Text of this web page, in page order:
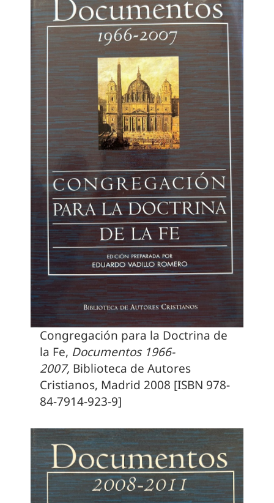
Congregación para la Doctrina de
la Fe, Documentos 1966-
2007, Biblioteca de Autores
Cristianos, Madrid 2008 [ISBN 978-
84-7914-923-9]